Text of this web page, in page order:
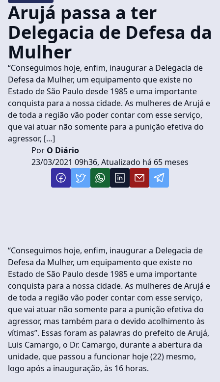
Arujá passa a ter
Delegacia de Defesa da
Mulher
“Conseguimos hoje, enfim, inaugurar a Delegacia de
Defesa da Mulher, um equipamento que existe no
Estado de São Paulo desde 1985 e uma importante
conquista para a nossa cidade. As mulheres de Arujá e
de toda a região vão poder contar com esse serviço,
que vai atuar não somente para a punição efetiva do
agressor, […]
Por O Diário
23/03/2021 09h36, Atualizado há 65 meses
“Conseguimos hoje, enfim, inaugurar a Delegacia de
Defesa da Mulher, um equipamento que existe no
Estado de São Paulo desde 1985 e uma importante
conquista para a nossa cidade. As mulheres de Arujá e
de toda a região vão poder contar com esse serviço,
que vai atuar não somente para a punição efetiva do
agressor, mas também para o devido acolhimento às
vítimas”. Essas foram as palavras do prefeito de Arujá,
Luis Camargo, o Dr. Camargo, durante a abertura da
unidade, que passou a funcionar hoje (22) mesmo,
logo após a inauguração, às 16 horas.